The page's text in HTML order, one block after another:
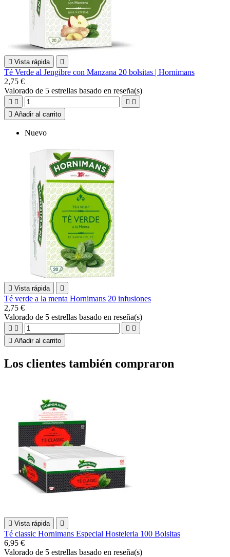
 Vista rápida 
Té Verde al Jengibre con Manzana 20 bolsitas | Hornimans
2,75 €
Valorado de 5 estrellas basado en reseña(s)
   
 Añadir al carrito
Nuevo
 Vista rápida 
Té verde a la menta Hornimans 20 infusiones
2,75 €
Valorado de 5 estrellas basado en reseña(s)
   
 Añadir al carrito
Los clientes también compraron
 Vista rápida 
Té classic Hornimans Especial Hosteleria 100 Bolsitas
6,95 €
Valorado de 5 estrellas basado en reseña(s)